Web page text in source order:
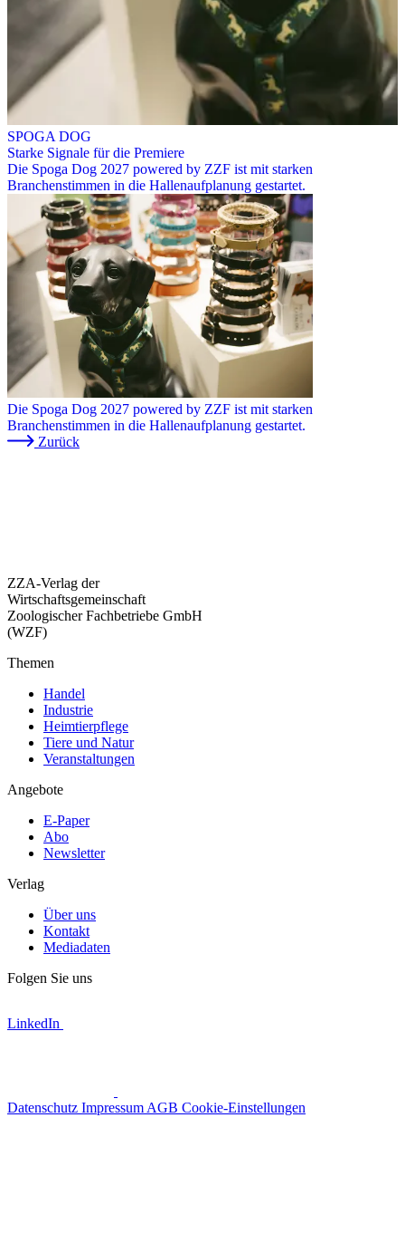
SPOGA DOG
Starke Signale für die Premiere
Die Spoga Dog 2027 powered by ZZF ist mit starken
Branchenstimmen in die Hallenaufplanung gestartet.
Die Spoga Dog 2027 powered by ZZF ist mit starken
Branchenstimmen in die Hallenaufplanung gestartet.
Zurück
ZZA-Verlag der
Wirtschaftsgemeinschaft
Zoologischer Fachbetriebe GmbH
(WZF)
Themen
Handel
Industrie
Heimtierpflege
Tiere und Natur
Veranstaltungen
Angebote
E-Paper
Abo
Newsletter
Verlag
Über uns
Kontakt
Mediadaten
Folgen Sie uns
LinkedIn
Datenschutz Impressum AGB Cookie-Einstellungen